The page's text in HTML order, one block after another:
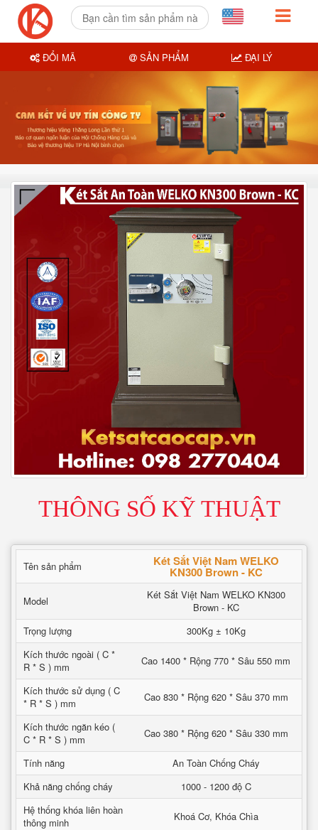
THÔNG SỐ KỸ THUẬT
Tên sản phẩm Két Sắt Việt Nam WELKO
KN300 Brown - KC
Model
Két Sắt Việt Nam WELKO KN300
Brown - KC
Trọng lượng
300Kg ± 10Kg
Kích thước ngoài ( C *
R * S ) mm
Cao 1400 * Rộng 770 * Sâu 550 mm
Kích thước sử dụng ( C
* R * S ) mm
Cao 830 * Rộng 620 * Sâu 370 mm
Kích thước ngăn kéo (
C * R * S ) mm
Cao 380 * Rộng 620 * Sâu 330 mm
Tính năng
An Toàn Chống Cháy
Khả năng chống cháy
1000 - 1200 độ C
Hệ thống khóa liên hoàn
thông minh
Khoá Cơ, Khóa Chìa
ĐỔI MÃ SẢN PHẨM ĐẠI LÝ